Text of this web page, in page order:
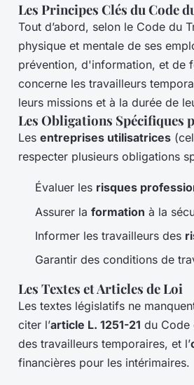
Les Principes Clés du Code
Tout d’abord, selon le Code du
physique et mentale de ses
prévention, d'information, et de
concerne les travailleurs
leurs missions et à la durée de
Les Obligations
Les entreprises utilisatrices
respecter plusieurs obligations
Évaluer les risques
Assurer la formation à la
Informer les travailleurs des
Garantir des conditions de
Les Textes et Articles de Loi
Les textes législatifs ne
citer l’article L. 1251-21 du Code
des travailleurs temporaires, et l’
financières pour les intérimaires.